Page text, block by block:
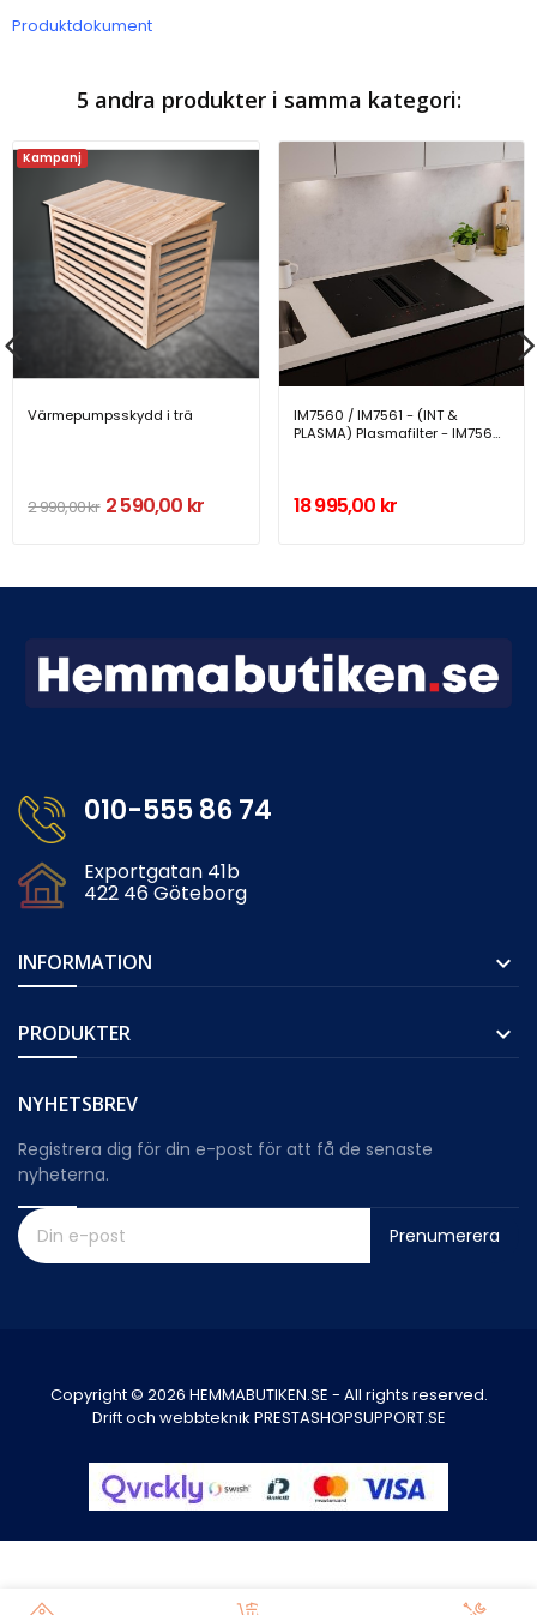
Produktdokument
5 andra produkter i samma kategori:
Kampanj
Värmepumpsskydd i trä
2 990,00 kr 2 590,00 kr
IM7560 / IM7561 - (INT &
PLASMA) Plasmafilter - IM7560
18 995,00 kr
010-555 86 74
Exportgatan 41b
422 46 Göteborg
INFORMATION 
PRODUKTER 
NYHETSBREV
Registrera dig för din e-post för att få de senaste
nyheterna.
Prenumerera
Copyright © 2026 HEMMABUTIKEN.SE - All rights reserved.
Drift och webbteknik PRESTASHOPSUPPORT.SE